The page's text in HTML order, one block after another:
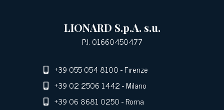
LIONARD S.p.A. s.u.
P.I. 01660450477
+39 055 054 8100- Firenze
+39 02 2506 1442- Milano
+39 06 8681 0250- Roma